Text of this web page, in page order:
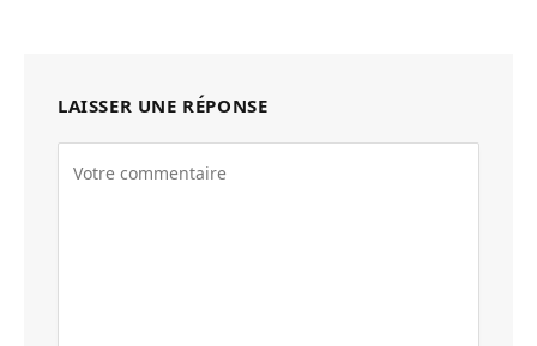
LAISSER UNE RÉPONSE